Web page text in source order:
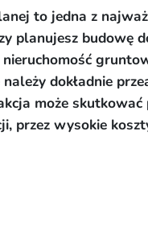
to jedna z
planujesz budowę
dokładnie
może
przez wysokie